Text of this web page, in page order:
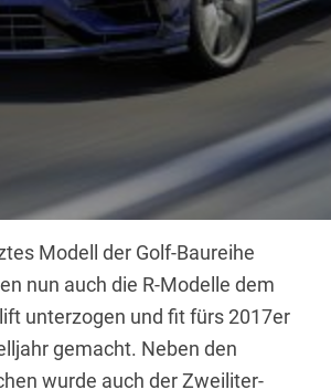
Modell der Golf-Baureihe
nun auch die R-Modelle dem
unterzogen und fit fürs 2017er
gemacht. Neben den
wurde auch der Zweiliter-